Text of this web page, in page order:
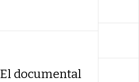
El documental